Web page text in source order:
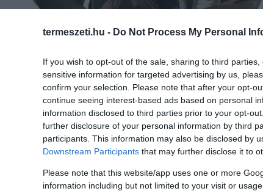
termeszeti.hu - Do Not Process My Personal
If you wish to opt-out of the sale, sharing to third
sensitive information for targeted advertising by us,
confirm your selection. Please note that after your opt-
continue seeing interest-based ads based on personal
information disclosed to third parties prior to your opt-
further disclosure of your personal information by third
participants. This information may also be disclosed by
Downstream Participants that may further disclose it to
Please note that this website/app uses one or more
information including but not limited to your visit or